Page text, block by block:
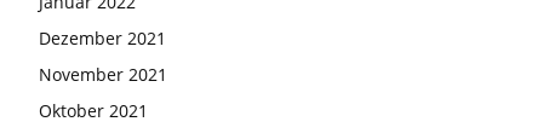
Dezember 2021
November 2021
Oktober 2021